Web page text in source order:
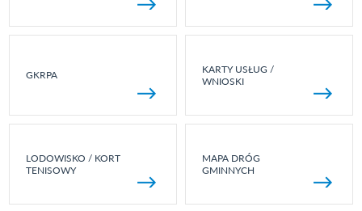
GKRPA
KARTY USŁUG /
WNIOSKI
LODOWISKO / KORT
TENISOWY
MAPA DRÓG
GMINNYCH